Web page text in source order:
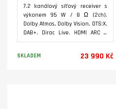
7.2 kanálový síťový receiver s
výkonem 95 W / 8 Ω (2ch).
Dolby Atmos, Dolby Vision, DTS:X.
DAB+. Dirac Live. HDMI ARC /
eARC s 8K / HDCP 2.3.
Audyssey Silver. AirPlay 2.
SKLADEM 23 990 Kč